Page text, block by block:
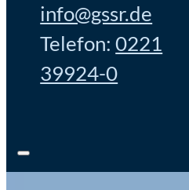
info@gssr.de
Telefon:0221
39924-0